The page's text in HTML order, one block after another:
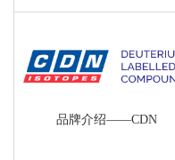
品牌介绍——CDN